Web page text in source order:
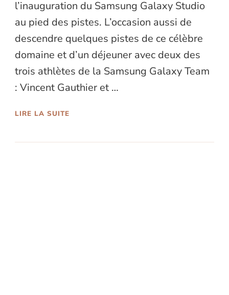
l’inauguration du Samsung Galaxy Studio
au pied des pistes. L’occasion aussi de
descendre quelques pistes de ce célèbre
domaine et d’un déjeuner avec deux des
trois athlètes de la Samsung Galaxy Team
: Vincent Gauthier et …
LIRE LA SUITE